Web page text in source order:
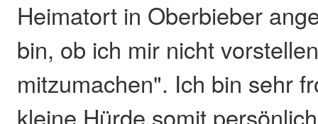
Heimatort in Oberbieber
bin, ob ich mir nicht
mitzumachen". Ich bin sehr
kleine Hürde somit